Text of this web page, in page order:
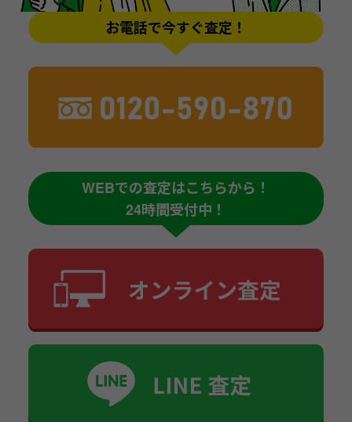
お電話で今すぐ査定！
WEBでの査定はこちらから！
24時間受付中！